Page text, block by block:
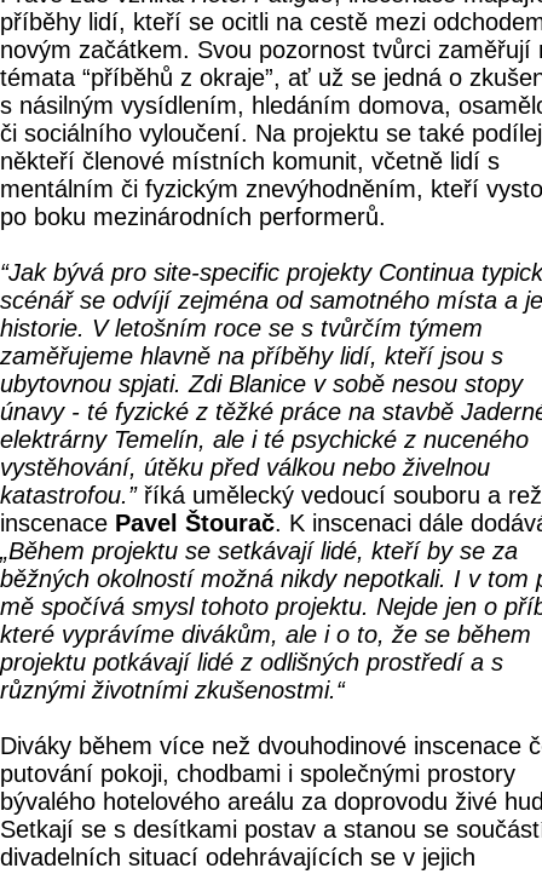
příběhy lidí, kteří se ocitli na cestě mezi
novým začátkem. Svou pozornost tvůrci zaměřují
témata “příběhů z okraje”, ať už se jedná o
s násilným vysídlením, hledáním domova,
či sociálního vyloučení. Na projektu se také
někteří členové místních komunit, včetně lidí s
mentálním či fyzickým znevýhodněním, kteří
po boku mezinárodních performerů.
“Jak bývá pro site-specific projekty Continua
scénář se odvíjí zejména od samotného místa a
historie. V letošním roce se s tvůrčím týmem
zaměřujeme hlavně na příběhy lidí, kteří jsou s
ubytovnou spjati. Zdi Blanice v sobě nesou stopy
únavy - té fyzické z těžké práce na stavbě
elektrárny Temelín, ale i té psychické z nuceného
vystěhování, útěku před válkou nebo živelnou
katastrofou.”říká umělecký vedoucí souboru a
inscenace Pavel Štourač. K inscenaci dále
„Během projektu se setkávají lidé, kteří by se za
běžných okolností možná nikdy nepotkali. I v tom
mě spočívá smysl tohoto projektu. Nejde jen o
které vyprávíme divákům, ale i o to, že se během
projektu potkávají lidé z odlišných prostředí a s
různými životními zkušenostmi.“
Diváky během více než dvouhodinové inscenace
putování pokoji, chodbami i společnými prostory
bývalého hotelového areálu za doprovodu živé
Setkají se s desítkami postav a stanou se
divadelních situací odehrávajících se v jejich